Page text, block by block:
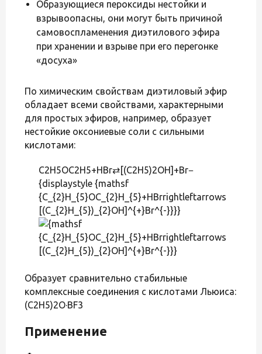
Образующиеся пероксиды нестойки и
взрывоопасны, они могут быть причиной
самовоспламенения диэтилового эфира
при хранении и взрыве при его перегонке
«досуха»
По химическим свойствам диэтиловый эфир
обладает всеми свойствами, характерными
для простых эфиров, например, образует
нестойкие оксониевые соли с сильными
кислотами:
C2H5OC2H5+HBr⇄[(C2H5)2OH]+Br−
{displaystyle {mathsf
{C_{2}H_{5}OC_{2}H_{5}+HBrrightleftarrows
[(C_{2}H_{5})_{2}OH]^{+}Br^{-}}}}
Образует сравнительно стабильные
комплексные соединения с кислотами Льюиса:
(C2H5)2O·BF3
Применение